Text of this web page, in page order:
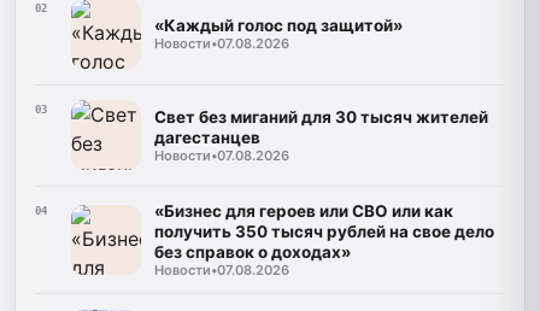
02
«Каждый голос под защитой»
Новости•07.08.2026
03
Свет без миганий для 30 тысяч жителей
дагестанцев
Новости•07.08.2026
04
«Бизнес для героев или СВО или как
получить 350 тысяч рублей на свое дело
без справок о доходах»
Новости•07.08.2026